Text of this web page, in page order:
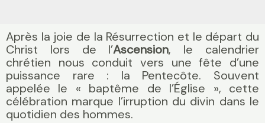
Après la joie de la Résurrection et le départ du
Christ lors de l’Ascension, le calendrier
chrétien nous conduit vers une fête d’une
puissance rare : la Pentecôte. Souvent
appelée le « baptême de l’Église », cette
célébration marque l’irruption du divin dans le
quotidien des hommes.